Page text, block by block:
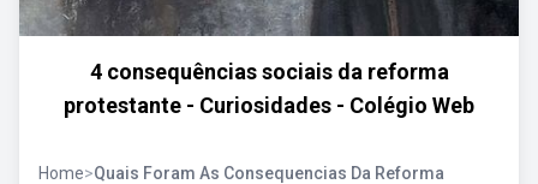
4 consequências sociais da reforma
protestante - Curiosidades - Colégio Web
Home>Quais Foram As Consequencias Da Reforma